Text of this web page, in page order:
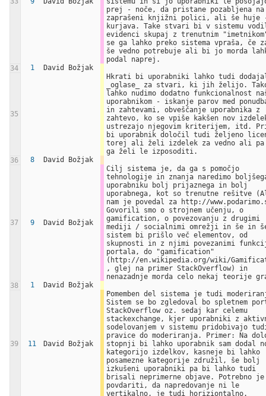
prej - noče, da pristane pozabljena na
zaprašeni knjižni polici, ali še huje
kurjava. Take stvari bi v sistemu
evidenci skupaj z trenutnim
se ga lahko preko sistema vpraša, če
še vedno potrebuje ali bi jo morda
podal naprej.
34
1 David Božjak
35
Hkrati bi uporabniki lahko tudi
_oglase_ za stvari, ki jih želijo.
lahko nudimo dodatno funkcionalnost
uporabnikom - iskanje parov med
in zahtevami, obveščanje uporabnika z
zahtevo, ko se vpiše kakšen nov
ustrezajo njegovim kriterijem, itd.
bi uporabnik določil tudi željeno
torej ali želi izdelek za vedno ali
ga želi le izposoditi.
36
8 David Božjak
37 9 David Božjak
Cilj sistema je, da ga s pomočjo
tehnologije in znanja naredimo
uporabniku bolj prijaznega in bolj
uporabnega, kot so trenutne rešitve
nam je povedal za http://
Govorili smo o strojnem učenju, o
gamification, o povezovanju z drugimi
mediji / socialnimi omrežji in še in
sistem bi prišlo več elementov, od
skupnosti in z njimi povezanimi
portala, do "gamification"
(http://en.wikipedia.org/wiki/
, glej na primer StackOverflow) in
nenazadnje morda celo nekaj teorije
38
1 David Božjak
39 11 David Božjak
Pomemben del sistema je tudi
Sistem se bo zgledoval bo spletnem
StackOverflow oz. sedaj kar celemu
stackexchange, kjer uporabniki z
sodelovanjem v sistemu pridobivajo
pravice do moderiranja. Primer: Na
stopnji bi lahko uporabnik sam dodal
kategorijo izdelkov, kasneje bi lahko
posamezne kategorije združil, še bolj
izkušeni uporabniki pa bi lahko tudi
brisali neprimerne objave. Potrebno je
povdariti, da napredovanje ni le
vertikalno, je tudi horiziontalno.